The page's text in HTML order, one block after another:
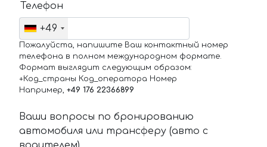
Телефон
+49
Пожалуйста, напишите Ваш контактный номер
телефона в полном международном формате.
Формат выглядит следующим образом:
+Код_страны Код_оператора Номер
Например, +49 176 22366899
Ваши вопросы по бронированию
автомобиля или трансферу (авто с